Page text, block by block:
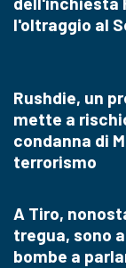
l'oltraggio al
Rushdie, un
mette a
condanna di
terrorismo
A Tiro,
tregua, sono
bombe a